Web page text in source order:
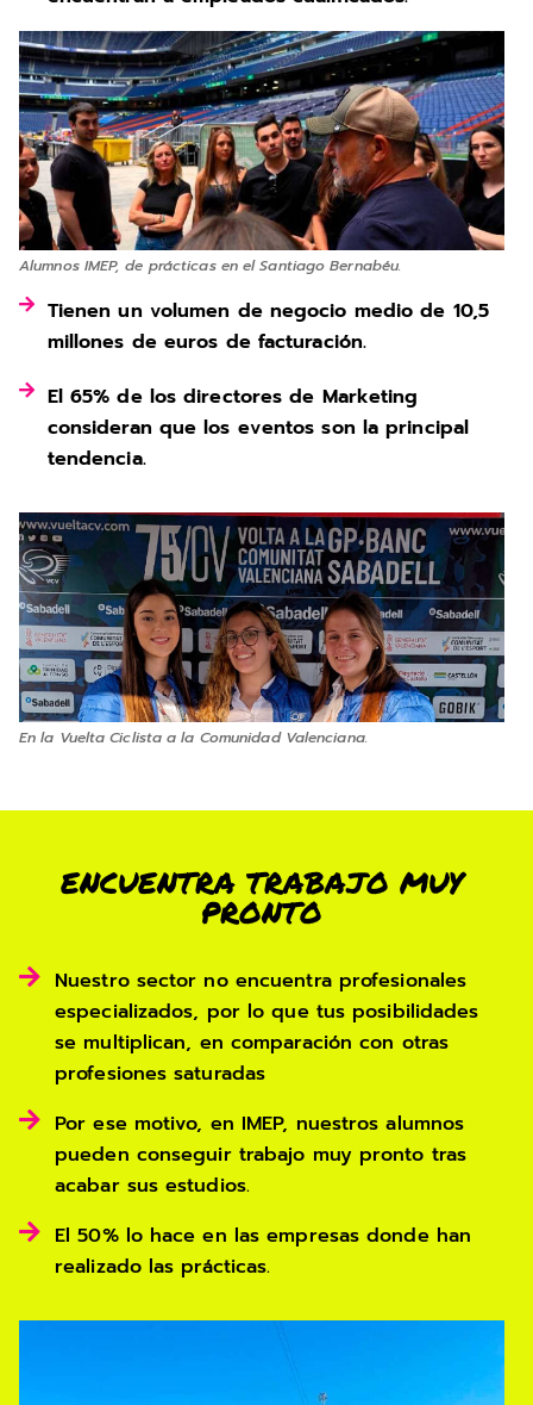
Alumnos IMEP, de prácticas en el Santiago Bernabéu.
Tienen un volumen de negocio medio de 10,5
millones de euros de facturación.
El 65% de los directores de Marketing
consideran que los eventos son la principal
tendencia.
En la Vuelta Ciclista a la Comunidad Valenciana.
ENCUENTRA TRABAJO MUY
PRONTO
Nuestro sector no encuentra profesionales
especializados, por lo que tus posibilidades
se multiplican, en comparación con otras
profesiones saturadas
Por ese motivo, en IMEP, nuestros alumnos
pueden conseguir trabajo muy pronto tras
acabar sus estudios.
El 50% lo hace en las empresas donde han
realizado las prácticas.